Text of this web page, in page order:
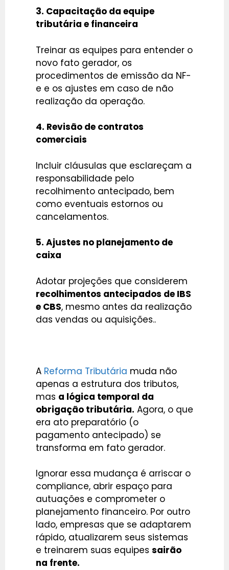
3. Capacitação da equipe
tributária e financeira
Treinar as equipes para entender o
novo fato gerador, os
procedimentos de emissão da NF-
e e os ajustes em caso de não
realização da operação.
4. Revisão de contratos
comerciais
Incluir cláusulas que esclareçam a
responsabilidade pelo
recolhimento antecipado, bem
como eventuais estornos ou
cancelamentos.
5. Ajustes no planejamento de
caixa
Adotar projeções que considerem
recolhimentos antecipados de IBS
e CBS, mesmo antes da realização
das vendas ou aquisições..
A Reforma Tributária muda não
apenas a estrutura dos tributos,
mas a lógica temporal da
obrigação tributária. Agora, o que
era ato preparatório (o
pagamento antecipado) se
transforma em fato gerador.
Ignorar essa mudança é arriscar o
compliance, abrir espaço para
autuações e comprometer o
planejamento financeiro. Por outro
lado, empresas que se adaptarem
rápido, atualizarem seus sistemas
e treinarem suas equipes sairão
na frente.